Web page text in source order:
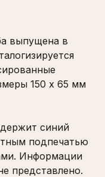
выпущена в
150 x 65 мм
синий
подпечатью
Информации
представлено.